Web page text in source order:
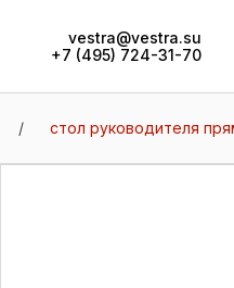
vestra@vestra.su
+7 (495) 724-31-70
/ стол руководителя